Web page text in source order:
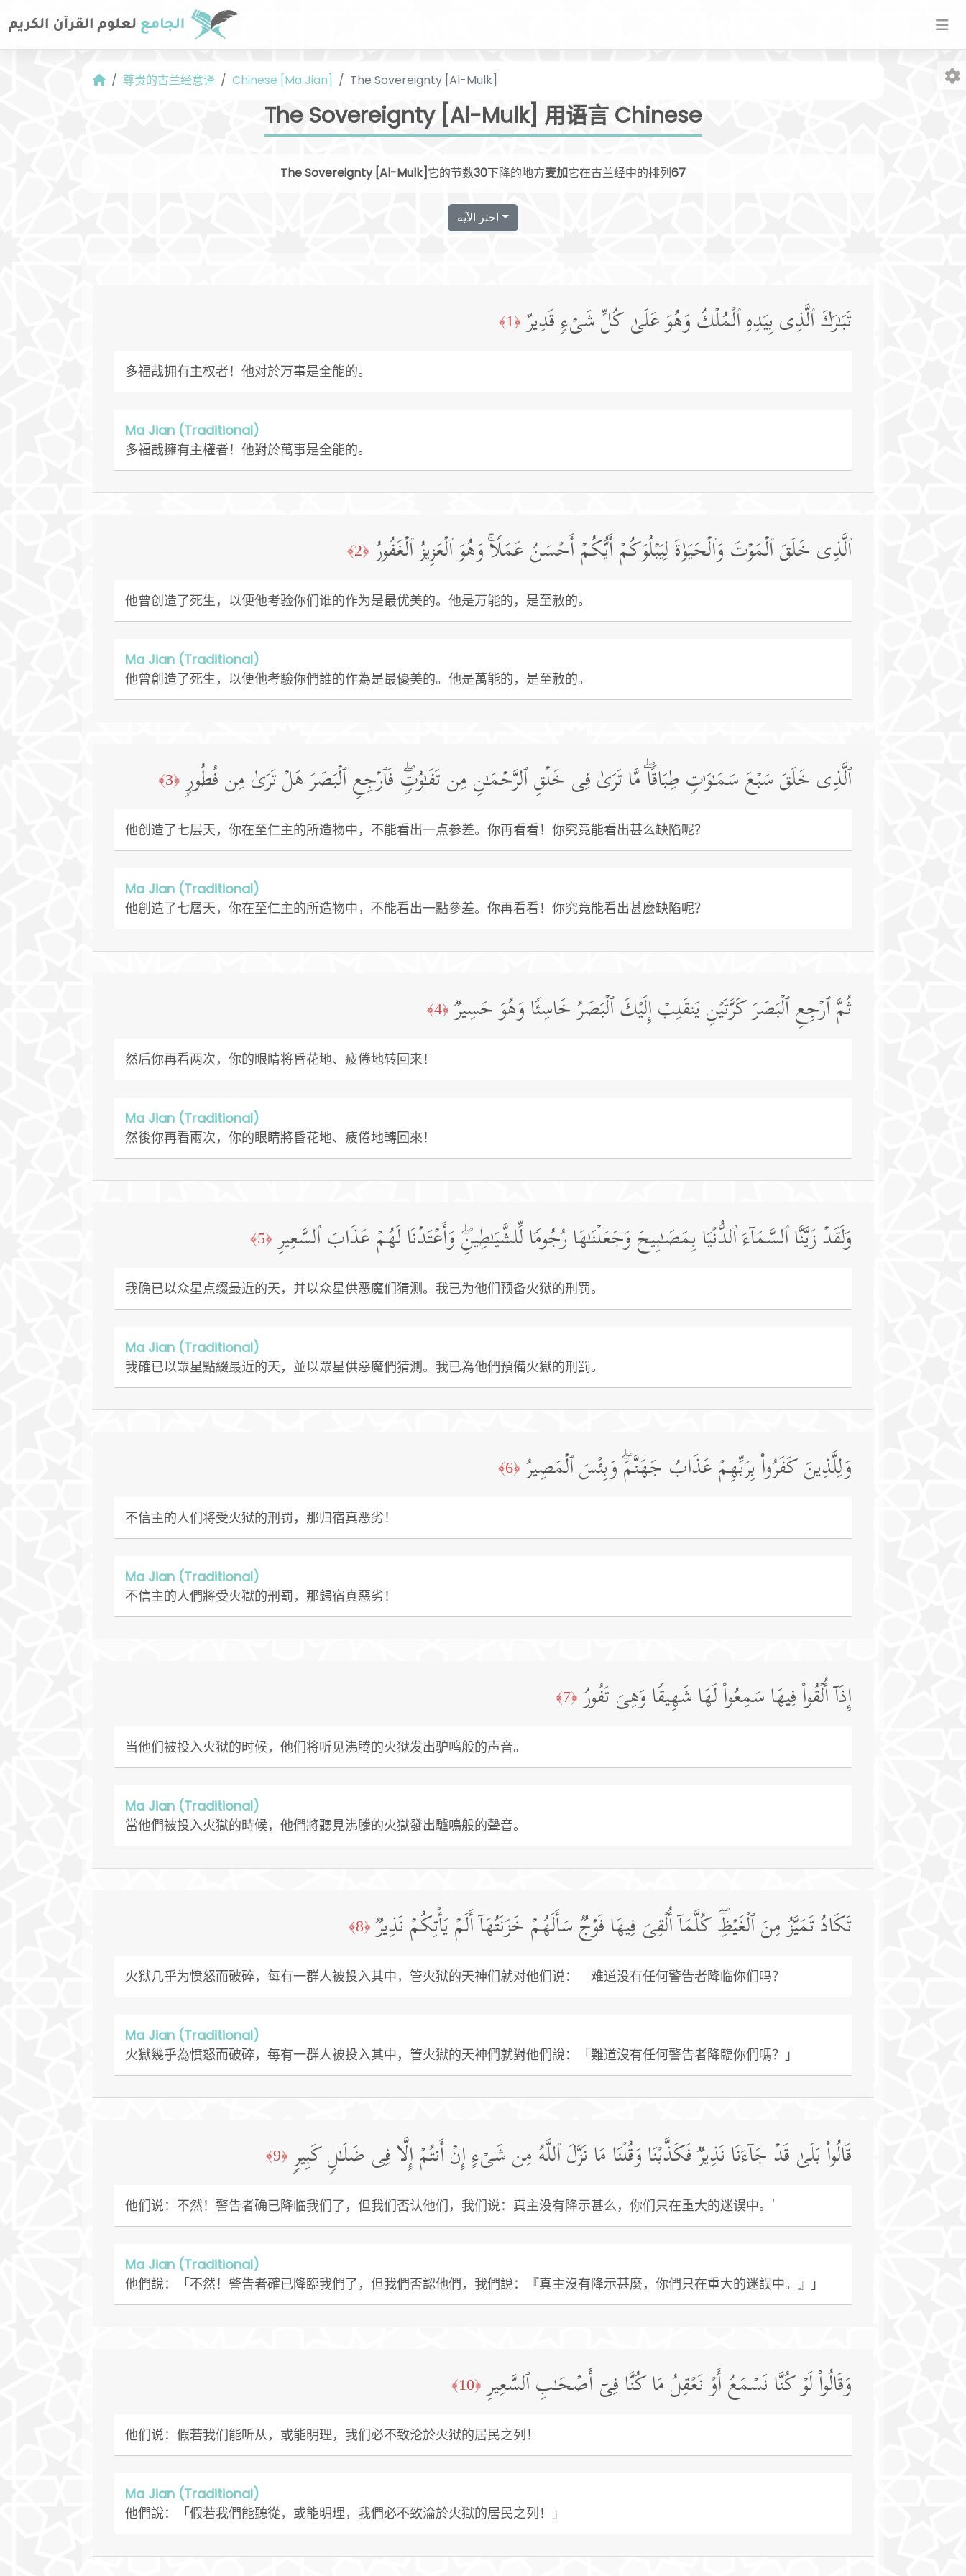
尊贵的古兰经意译 Chinese [Ma Jian] The Sovereignty [Al-Mulk]
The Sovereignty [Al-Mulk] 用语言 Chinese
The Sovereignty [Al-Mulk]它的节数30下降的地方麦加它在古兰经中的排列67
اختر الآية
تَبَـٰرَكَ ٱلَّذِی بِیَدِهِ ٱلۡمُلۡكُ وَهُوَ عَلَىٰ كُلِّ شَیۡءࣲ قَدِیرٌ ﴿1﴾
多福哉拥有主权者！他对於万事是全能的。
Ma Jian (Traditional)
多福哉擁有主權者！他對於萬事是全能的。
ٱلَّذِی خَلَقَ ٱلۡمَوۡتَ وَٱلۡحَیَوٰةَ لِیَبۡلُوَكُمۡ أَیُّكُمۡ أَحۡسَنُ عَمَلࣰاۚ وَهُوَ ٱلۡعَزِیزُ ٱلۡغَفُورُ ﴿2﴾
他曾创造了死生，以便他考验你们谁的作为是最优美的。他是万能的，是至赦的。
Ma Jian (Traditional)
他曾創造了死生，以便他考驗你們誰的作為是最優美的。他是萬能的，是至赦的。
ٱلَّذِی خَلَقَ سَبۡعَ سَمَـٰوَ ٰ⁠تࣲ طِبَاقࣰاۖ مَّا تَرَىٰ فِی خَلۡقِ ٱلرَّحۡمَـٰنِ مِن تَفَـٰوُتࣲۖ فَٱرۡجِعِ ٱلۡبَصَرَ هَلۡ تَرَىٰ مِن فُطُورࣲ ﴿3﴾
他创造了七层天，你在至仁主的所造物中，不能看出一点参差。你再看看！你究竟能看出甚么缺陷呢？
Ma Jian (Traditional)
他創造了七層天，你在至仁主的所造物中，不能看出一點參差。你再看看！你究竟能看出甚麼缺陷呢？
ثُمَّ ٱرۡجِعِ ٱلۡبَصَرَ كَرَّتَیۡنِ یَنقَلِبۡ إِلَیۡكَ ٱلۡبَصَرُ خَاسِئࣰا وَهُوَ حَسِیرࣱ ﴿4﴾
然后你再看两次，你的眼睛将昏花地、疲倦地转回来！
Ma Jian (Traditional)
然後你再看兩次，你的眼睛將昏花地、疲倦地轉回來！
وَلَقَدۡ زَیَّنَّا ٱلسَّمَاۤءَ ٱلدُّنۡیَا بِمَصَـٰبِیحَ وَجَعَلۡنَـٰهَا رُجُومࣰا لِّلشَّیَـٰطِینِۖ وَأَعۡتَدۡنَا لَهُمۡ عَذَابَ ٱلسَّعِیرِ ﴿5﴾
我确已以众星点缀最近的天，并以众星供恶魔们猜测。我已为他们预备火狱的刑罚。
Ma Jian (Traditional)
我確已以眾星點綴最近的天，並以眾星供惡魔們猜測。我已為他們預備火獄的刑罰。
وَلِلَّذِینَ كَفَرُوا۟ بِرَبِّهِمۡ عَذَابُ جَهَنَّمَۖ وَبِئۡسَ ٱلۡمَصِیرُ ﴿6﴾
不信主的人们将受火狱的刑罚，那归宿真恶劣！
Ma Jian (Traditional)
不信主的人們將受火獄的刑罰，那歸宿真惡劣！
إِذَاۤ أُلۡقُوا۟ فِیهَا سَمِعُوا۟ لَهَا شَهِیقࣰا وَهِیَ تَفُورُ ﴿7﴾
当他们被投入火狱的时候，他们将听见沸腾的火狱发出驴鸣般的声音。
Ma Jian (Traditional)
當他們被投入火獄的時候，他們將聽見沸騰的火獄發出驢鳴般的聲音。
تَكَادُ تَمَیَّزُ مِنَ ٱلۡغَیۡظِۖ كُلَّمَاۤ أُلۡقِیَ فِیهَا فَوۡجࣱ سَأَلَهُمۡ خَزَنَتُهَاۤ أَلَمۡ یَأۡتِكُمۡ نَذِیرࣱ ﴿8﴾
火狱几乎为愤怒而破碎，每有一群人被投入其中，管火狱的天神们就对他们说： 难道没有任何警告者降临你们吗？
Ma Jian (Traditional)
火獄幾乎為憤怒而破碎，每有一群人被投入其中，管火獄的天神們就對他們說：「難道沒有任何警告者降臨你們嗎？」
قَالُوا۟ بَلَىٰ قَدۡ جَاۤءَنَا نَذِیرࣱ فَكَذَّبۡنَا وَقُلۡنَا مَا نَزَّلَ ٱللَّهُ مِن شَیۡءٍ إِنۡ أَنتُمۡ إِلَّا فِی ضَلَـٰلࣲ كَبِیرࣲ ﴿9﴾
他们说：不然！警告者确已降临我们了，但我们否认他们，我们说：真主没有降示甚么，你们只在重大的迷误中。'
Ma Jian (Traditional)
他們說：「不然！警告者確已降臨我們了，但我們否認他們，我們說：『真主沒有降示甚麼，你們只在重大的迷誤中。』」
وَقَالُوا۟ لَوۡ كُنَّا نَسۡمَعُ أَوۡ نَعۡقِلُ مَا كُنَّا فِیۤ أَصۡحَـٰبِ ٱلسَّعِیرِ ﴿10﴾
他们说：假若我们能听从，或能明理，我们必不致沦於火狱的居民之列！
Ma Jian (Traditional)
他們說：「假若我們能聽從，或能明理，我們必不致淪於火獄的居民之列！」